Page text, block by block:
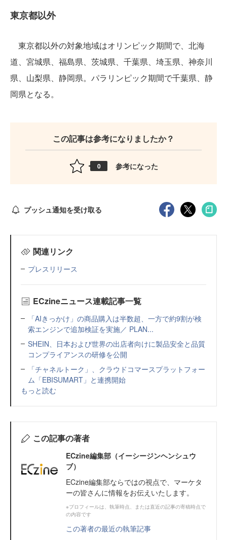
東京都以外
東京都以外の対象地域はオリンピック期間で、北海
道、宮城県、福島県、茨城県、千葉県、埼玉県、神奈川
県、山梨県、静岡県。パラリンピック期間で千葉県、静
岡県となる。
この記事は参考になりましたか？
0 参考になった
プッシュ通知を受け取る
関連リンク
プレスリリース
ECzineニュース連載記事一覧
「AIきっかけ」の商品購入は半数超、一方で約9割が検
索エンジンで追加検証を実施／ PLAN...
SHEIN、日本および世界の出店者向けに製品安全と品質
コンプライアンスの研修を公開
「チャネルトーク」、クラウドコマースプラットフォー
ム「EBISUMART」と連携開始
もっと読む
この記事の著者
ECzine編集部（イーシージンヘンシュウ
ブ）
ECzine編集部ならではの視点で、マーケタ
ーの皆さんに情報をお伝えいたします。
※プロフィールは、執筆時点、または直近の記事の寄稿時点で
の内容です
この著者の最近の執筆記事